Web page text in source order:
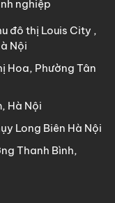
nghiệp
đô thị Louis City ,
Nội
Hoa, Phường Tân
Hà Nội
Long Biên Hà Nội
Thanh Bình,